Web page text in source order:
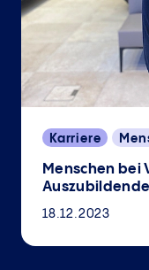
Karriere
Menschen bei
18.12.2023